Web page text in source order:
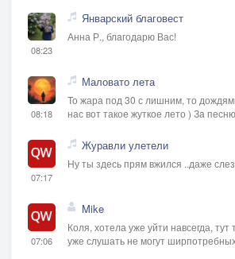
08:23
Январский благовест
Анна Р., благодарю Вас!
08:18
Маловато лета
То жара под 30 с лишним, то
нас вот такое жуткое лето ) За
07:17
Журавли улетели
Ну ты здесь прям вжился ..даже
07:06
Mike
Коля, хотела уже уйти навсегда,
уже слушать не могут